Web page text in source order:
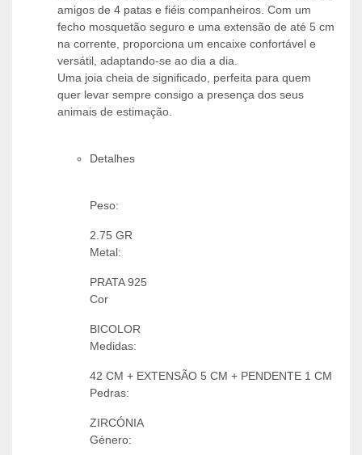
amigos de 4 patas e fiéis companheiros. Com um
fecho mosquetão seguro e uma extensão de até 5 cm
na corrente, proporciona um encaixe confortável e
versátil, adaptando-se ao dia a dia.
Uma joia cheia de significado, perfeita para quem
quer levar sempre consigo a presença dos seus
animais de estimação.
Detalhes
Peso:
2.75 GR
Metal:
PRATA 925
Cor
BICOLOR
Medidas:
42 CM + EXTENSÃO 5 CM + PENDENTE 1 CM
Pedras:
ZIRCÓNIA
Género: